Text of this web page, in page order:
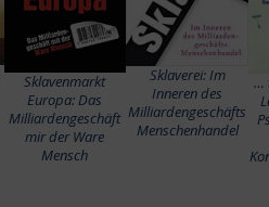
Sklavenmarkt
Europa: Das
Milliardengeschäft
mir der Ware
Mensch
Sklaverei: Im
Inneren des
Milliardengeschäfts
Menschenhandel
…